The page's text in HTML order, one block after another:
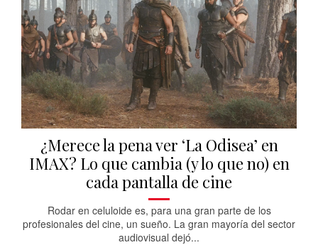
¿Merece la pena ver ‘La Odisea’ en
IMAX? Lo que cambia (y lo que no) en
cada pantalla de cine
Rodar en celuloide es, para una gran parte de los
profesionales del cine, un sueño. La gran mayoría del sector
audiovisual dejó...